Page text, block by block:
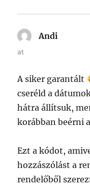
Andi
at
A siker garantált
cseréld a
hátra állítsuk,
korábban beérni
Ezt a kódot,
hozzászólást a
rendelőből